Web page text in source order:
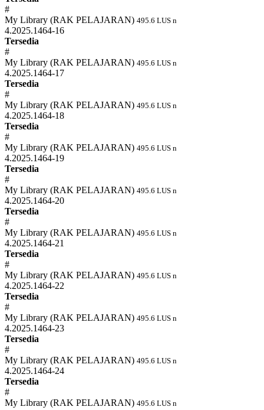
#
My Library (RAK PELAJARAN) 495.6 LUS n
4.2025.1464-16
Tersedia
#
My Library (RAK PELAJARAN) 495.6 LUS n
4.2025.1464-17
Tersedia
#
My Library (RAK PELAJARAN) 495.6 LUS n
4.2025.1464-18
Tersedia
#
My Library (RAK PELAJARAN) 495.6 LUS n
4.2025.1464-19
Tersedia
#
My Library (RAK PELAJARAN) 495.6 LUS n
4.2025.1464-20
Tersedia
#
My Library (RAK PELAJARAN) 495.6 LUS n
4.2025.1464-21
Tersedia
#
My Library (RAK PELAJARAN) 495.6 LUS n
4.2025.1464-22
Tersedia
#
My Library (RAK PELAJARAN) 495.6 LUS n
4.2025.1464-23
Tersedia
#
My Library (RAK PELAJARAN) 495.6 LUS n
4.2025.1464-24
Tersedia
#
My Library (RAK PELAJARAN) 495.6 LUS n